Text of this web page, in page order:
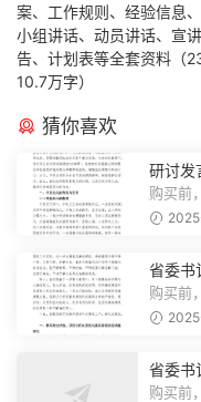
案、工作规则、经验信息
小组讲话、动员讲话、宣
告、计划表等全套资料（
10.7万字）
猜你喜欢
研讨发
购买前
注，精
省委书
购买前
注，精
省委书
购买前